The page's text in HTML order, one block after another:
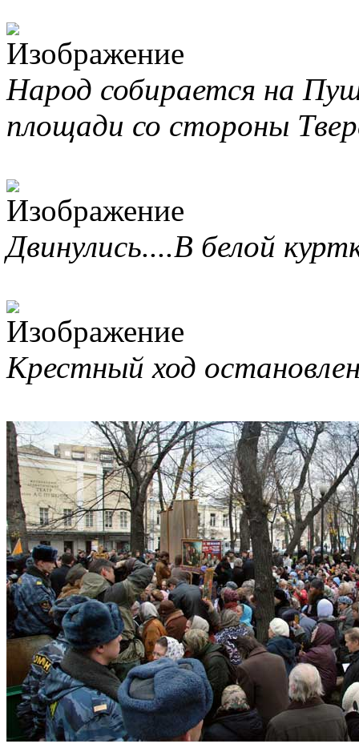
Народ собирается на
площади со стороны
Двинулись....В белой
Крестный ход